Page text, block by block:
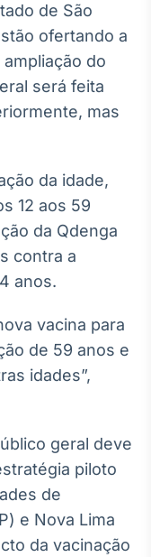
e
e
de
e
de São
ofertando a
do
será feita
mas
da idade,
12 aos 59
da Qdenga
contra a
anos.
vacina para
de 59 anos e
idades”,
geral deve
piloto
de
e Nova Lima
da vacinação